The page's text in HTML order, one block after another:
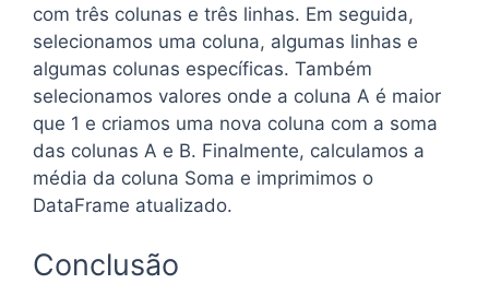
com três colunas e três linhas. Em seguida,
selecionamos uma coluna, algumas linhas e
algumas colunas específicas. Também
selecionamos valores onde a coluna A é maior
que 1 e criamos uma nova coluna com a soma
das colunas A e B. Finalmente, calculamos a
média da coluna Soma e imprimimos o
DataFrame atualizado.
Conclusão